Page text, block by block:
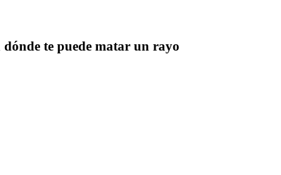
te puede matar un rayo